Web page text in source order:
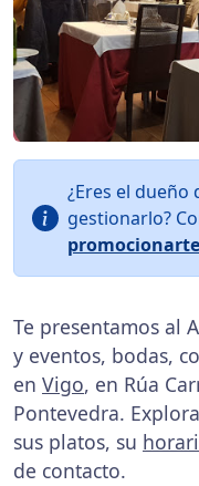
¿Eres el dueño
gestionarlo?
Te presentamos al
y eventos, bodas,
en Vigo, en Rúa
Pontevedra.
sus platos, su
de contacto.